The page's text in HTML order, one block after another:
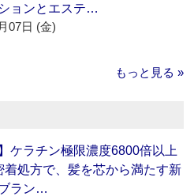
ョンとエステ…
07日 (金)
もっと見る »
ケラチン極限濃度6800倍以上
着処方で、髪を芯から満たす新
ラン…